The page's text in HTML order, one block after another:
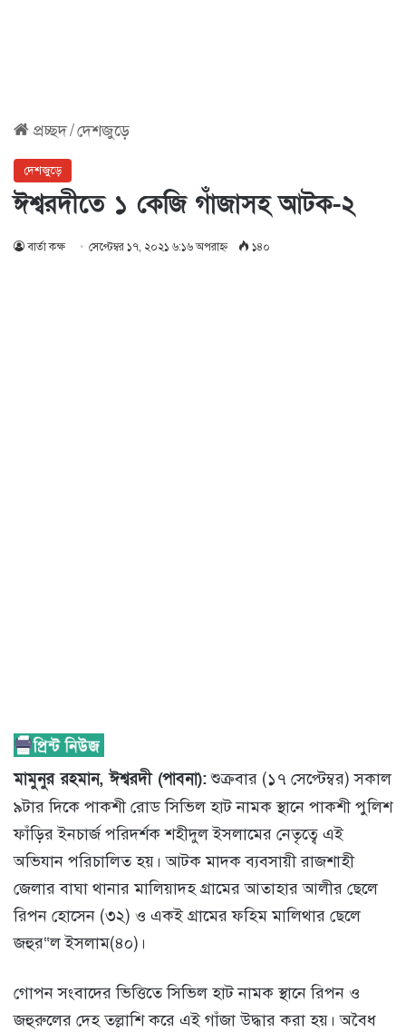
প্রচ্ছদ/দেশজুড়ে
দেশজুড়ে
ঈশ্বরদীতে ১ কেজি গাঁজাসহ আটক-২
বার্তা কক্ষ সেপ্টেম্বর ১৭, ২০২১ ৬:১৬ অপরাহ্ণ ১৪০
মামুনুর রহমান, ঈশ্বরদী (পাবনা):শুক্রবার (১৭ সেপ্টেম্বর) সকাল
৯টার দিকে পাকশী রোড সিভিল হাট নামক স্থানে পাকশী পুলিশ
ফাঁড়ির ইনচার্জ পরিদর্শক শহীদুল ইসলামের নেতৃত্বে এই
অভিযান পরিচালিত হয়। আটক মাদক ব্যবসায়ী রাজশাহী
জেলার বাঘা থানার মালিয়াদহ গ্রামের আতাহার আলীর ছেলে
রিপন হোসেন (৩২) ও একই গ্রামের ফহিম মালিথার ছেলে
জহুর“ল ইসলাম(৪০)।
গোপন সংবাদের ভিত্তিতে সিভিল হাট নামক স্থানে রিপন ও
জহুরুলের দেহ তল্লাশি করে এই গাঁজা উদ্ধার করা হয়। অবৈধ